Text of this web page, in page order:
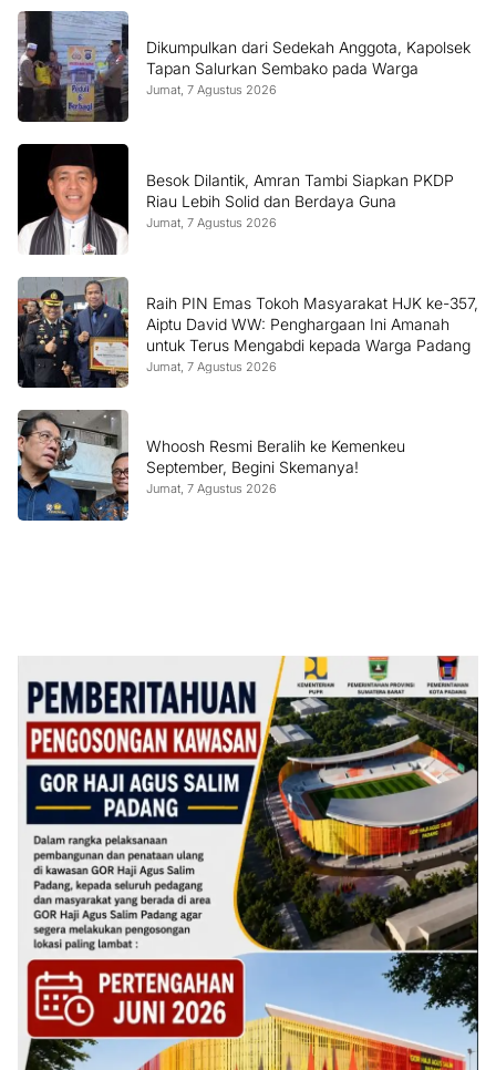
Dikumpulkan dari Sedekah Anggota, Kapolsek
Tapan Salurkan Sembako pada Warga
Jumat, 7 Agustus 2026
Besok Dilantik, Amran Tambi Siapkan PKDP
Riau Lebih Solid dan Berdaya Guna
Jumat, 7 Agustus 2026
Raih PIN Emas Tokoh Masyarakat HJK ke-357,
Aiptu David WW: Penghargaan Ini Amanah
untuk Terus Mengabdi kepada Warga Padang
Jumat, 7 Agustus 2026
Whoosh Resmi Beralih ke Kemenkeu
September, Begini Skemanya!
Jumat, 7 Agustus 2026